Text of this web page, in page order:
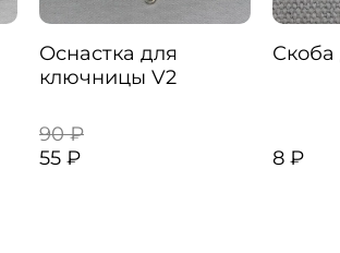
Оснастка для
ключницы V2
90 ₽
55 ₽
8 ₽